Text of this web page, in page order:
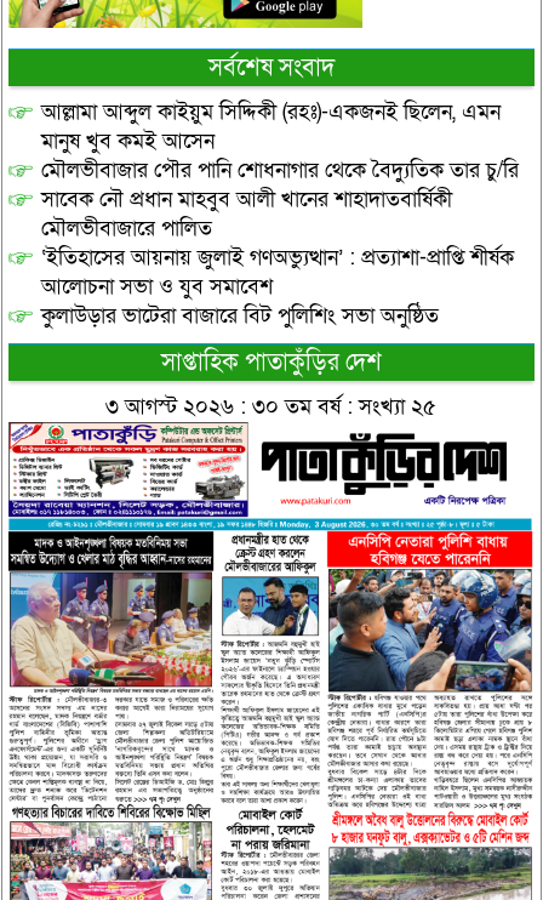
সর্বশেষ সংবাদ
আল্লামা আব্দুল কাইয়ুম সিদ্দিকী (রহঃ)-একজনই ছিলেন, এমন
মানুষ খুব কমই আসেন
মৌলভীবাজার পৌর পানি শোধনাগার থেকে বৈদ্যুতিক তার চু/রি
সাবেক নৌ প্রধান মাহবুব আলী খানের শাহাদাতবার্ষিকী
মৌলভীবাজারে পালিত
‘ইতিহাসের আয়নায় জুলাই গণঅভ্যুত্থান’ : প্রত্যাশা-প্রাপ্তি শীর্ষক
আলোচনা সভা ও যুব সমাবেশ
কুলাউড়ার ভাটেরা বাজারে বিট পুলিশিং সভা অনুষ্ঠিত
সাপ্তাহিক পাতাকুঁড়ির দেশ
৩ আগস্ট ২০২৬ : ৩০ তম বর্ষ : সংখ্যা ২৫